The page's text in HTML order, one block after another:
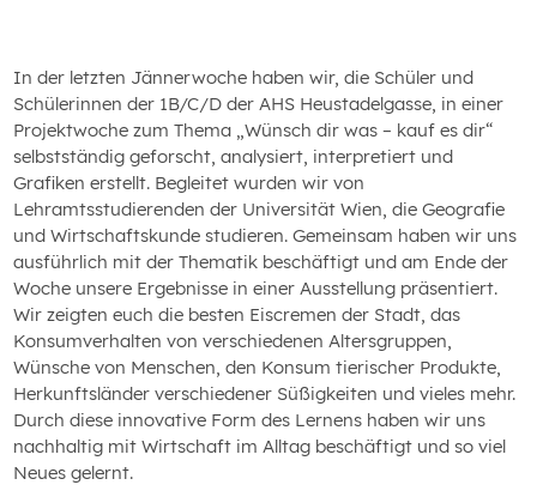
In der letzten Jännerwoche haben wir, die Schüler und
Schülerinnen der 1B/C/D der AHS Heustadelgasse, in einer
Projektwoche zum Thema „Wünsch dir was – kauf es dir“
selbstständig geforscht, analysiert, interpretiert und
Grafiken erstellt. Begleitet wurden wir von
Lehramtsstudierenden der Universität Wien, die Geografie
und Wirtschaftskunde studieren. Gemeinsam haben wir uns
ausführlich mit der Thematik beschäftigt und am Ende der
Woche unsere Ergebnisse in einer Ausstellung präsentiert.
Wir zeigten euch die besten Eiscremen der Stadt, das
Konsumverhalten von verschiedenen Altersgruppen,
Wünsche von Menschen, den Konsum tierischer Produkte,
Herkunftsländer verschiedener Süßigkeiten und vieles mehr.
Durch diese innovative Form des Lernens haben wir uns
nachhaltig mit Wirtschaft im Alltag beschäftigt und so viel
Neues gelernt.